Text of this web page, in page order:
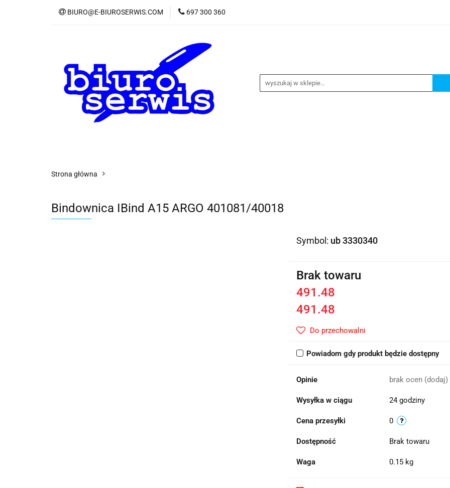
BIURO@E-BIUROSERWIS.COM 697 300 360
Strona główna
Bindownica IBind A15 ARGO 401081/40018
Symbol: ub 3330340
Brak towaru
491.48
491.48
Do przechowalni
Powiadom gdy produkt będzie dostępny
Opinie brak ocen (dodaj)
Wysyłka w ciągu 24 godziny
Cena przesyłki 0
Dostępność Brak towaru
Waga 0.15 kg